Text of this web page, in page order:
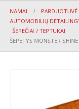
NAMAI
PARDUOTUVĖ
AUTOMOBILIŲ
ŠEPEČIAI / TEPTUKAI
ŠEPETYS MONSTER